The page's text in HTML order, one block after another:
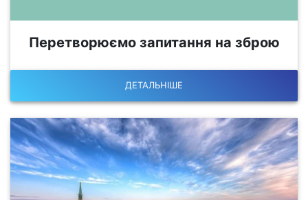
Перетворюємо запитання на зброю
ДЕТАЛЬНІШЕ